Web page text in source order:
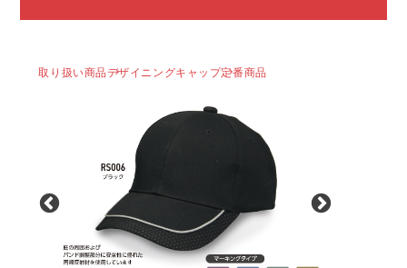
取り扱い商品デザイニングキャップ定番商品